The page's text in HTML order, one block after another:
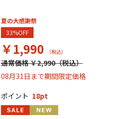
夏の大感謝祭
33%OFF
￥1,990
通常価格 ￥2,990
08月31日まで期間限定価格
ポイント 18